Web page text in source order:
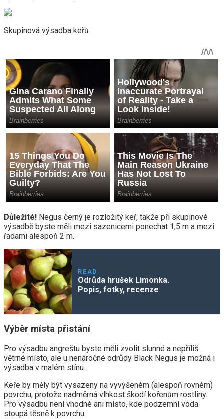
Skupinová výsadba keřů
Důležité! Negus černý je rozložitý keř, takže při skupinové
výsadbě byste měli mezi sazenicemi ponechat 1,5 m a mezi
řadami alespoň 2 m.
READ
Odrůda hrušek Limonka.
Popis, fotky, recenze
Výběr místa přistání
Pro výsadbu angreštu byste měli zvolit slunné a nepříliš
větrné místo, ale u nenáročné odrůdy Black Negus je možná i
výsadba v malém stínu.
Keře by měly být vysazeny na vyvýšeném (alespoň rovném)
povrchu, protože nadměrná vlhkost škodí kořenům rostliny.
Pro výsadbu není vhodné ani místo, kde podzemní voda
stoupá těsně k povrchu.